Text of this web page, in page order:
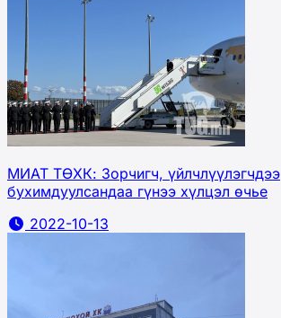
МИАТ ТӨХК: Зорчигч, үйлчлүүлэгчдээ
бухимдуулсандаа гүнээ хүлцэл өчье
2022-10-13